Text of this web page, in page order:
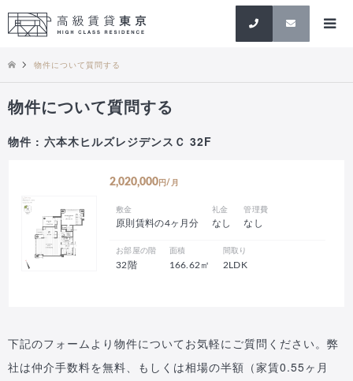
検索
物件について質問する
物件について質問する
物件 : 六本木ヒルズレジデンスＣ 32F
2,020,000 円/月
敷金
原則賃料の4ヶ月分
礼金
なし
管理費
なし
お部屋の階
32階
面積
166.62㎡
間取り
2LDK
下記のフォームより物件についてお気軽にご質問ください。弊
社は仲介手数料を無料、もしくは相場の半額（家賃0.55ヶ月